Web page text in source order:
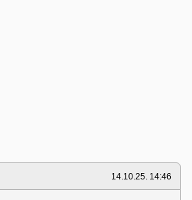
14.10.25. 14:46